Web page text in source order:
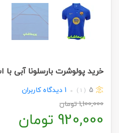
خرید پولوشرت بارسلونا آبی با
5
( 1 )
1 دیدگاه کاربران
1,100,000تومان
920,000 تومان